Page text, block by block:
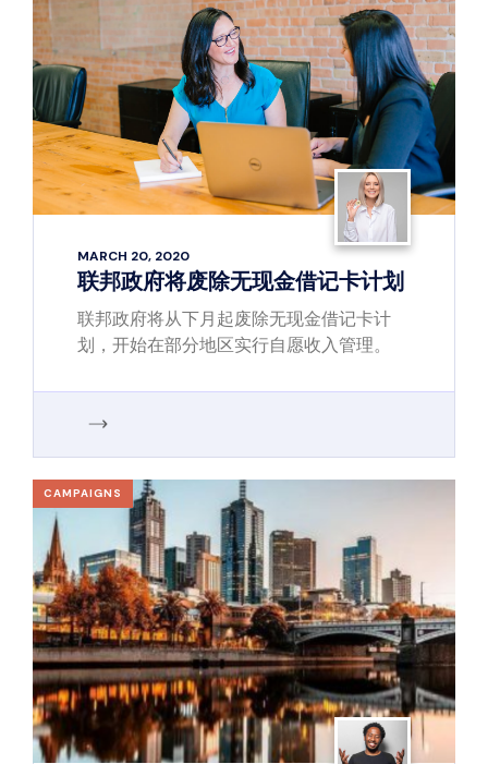
MARCH 20, 2020
联邦政府将废除无现金借记卡计划
联邦政府将从下月起废除无现金借记卡计
划，开始在部分地区实行自愿收入管理。
CAMPAIGNS